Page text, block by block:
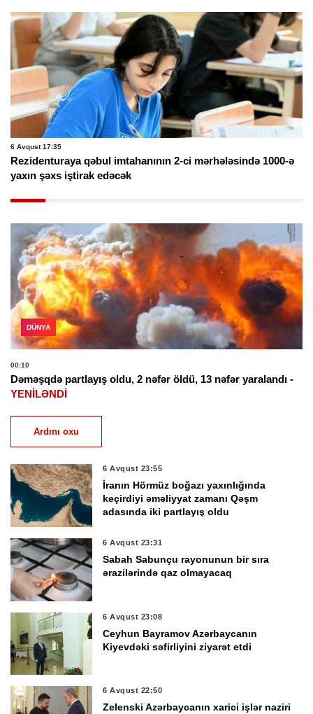
6 Avqust 17:35
Rezidenturaya qəbul imtahanının 2-ci mərhələsində 1000-ə
yaxın şəxs iştirak edəcək
DÜNYA
00:10
Dəməşqdə partlayış oldu, 2 nəfər öldü, 13 nəfər yaralandı -
YENİLƏNDİ
Ardını oxu
6 Avqust 23:55
İranın Hörmüz boğazı yaxınlığında
keçirdiyi əməliyyat zamanı Qəşm
adasında iki partlayış oldu
6 Avqust 23:31
Sabah Sabunçu rayonunun bir sıra
ərazilərində qaz olmayacaq
6 Avqust 23:08
Ceyhun Bayramov Azərbaycanın
Kiyevdəki səfirliyini ziyarət etdi
6 Avqust 22:50
Zelenski Azərbaycanın xarici işlər naziri